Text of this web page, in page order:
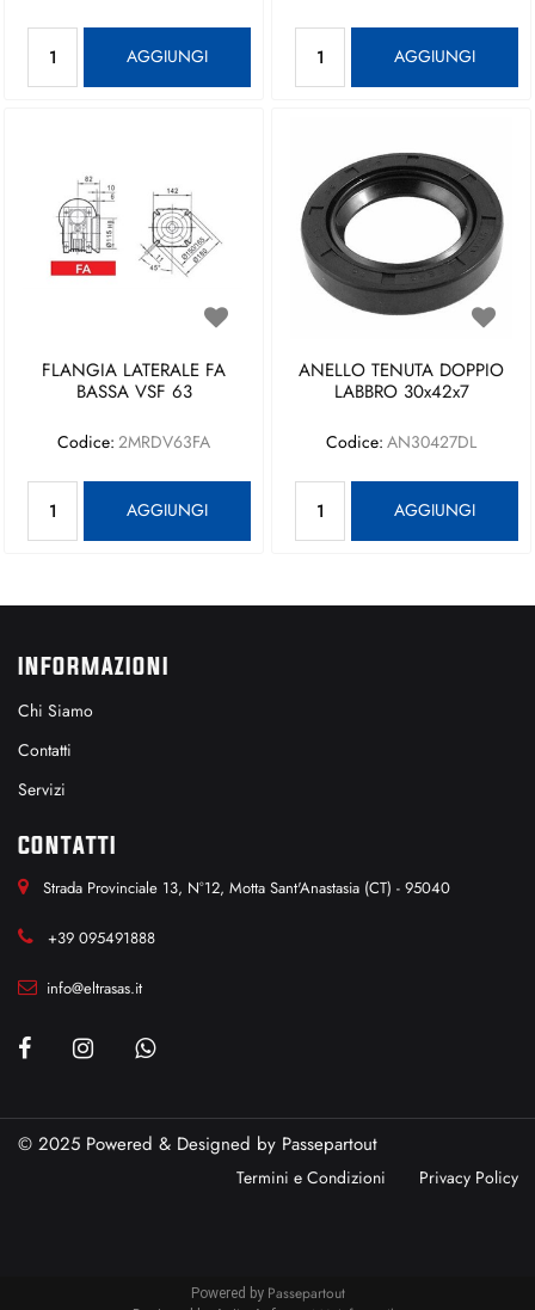
AGGIUNGI AGGIUNGI
FLANGIA LATERALE FA
BASSA VSF 63
Codice: 2MRDV63FA
AGGIUNGI
ANELLO TENUTA DOPPIO
LABBRO 30x42x7
Codice: AN30427DL
AGGIUNGI
INFORMAZIONI
Chi Siamo
Contatti
Servizi
CONTATTI
Strada Provinciale 13, N°12, Motta Sant'Anastasia (CT) - 95040
+39 095491888
info@eltrasas.it
© 2025 Powered & Designed by Passepartout
Termini e Condizioni Privacy Policy
Powered by Passepartout